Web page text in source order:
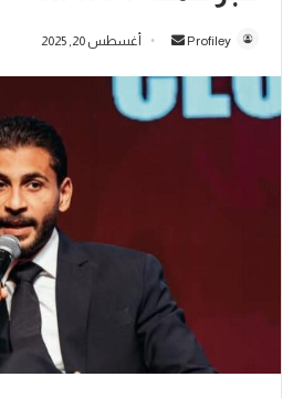
Profiley
ل
ل
أغسطس 20, 2025